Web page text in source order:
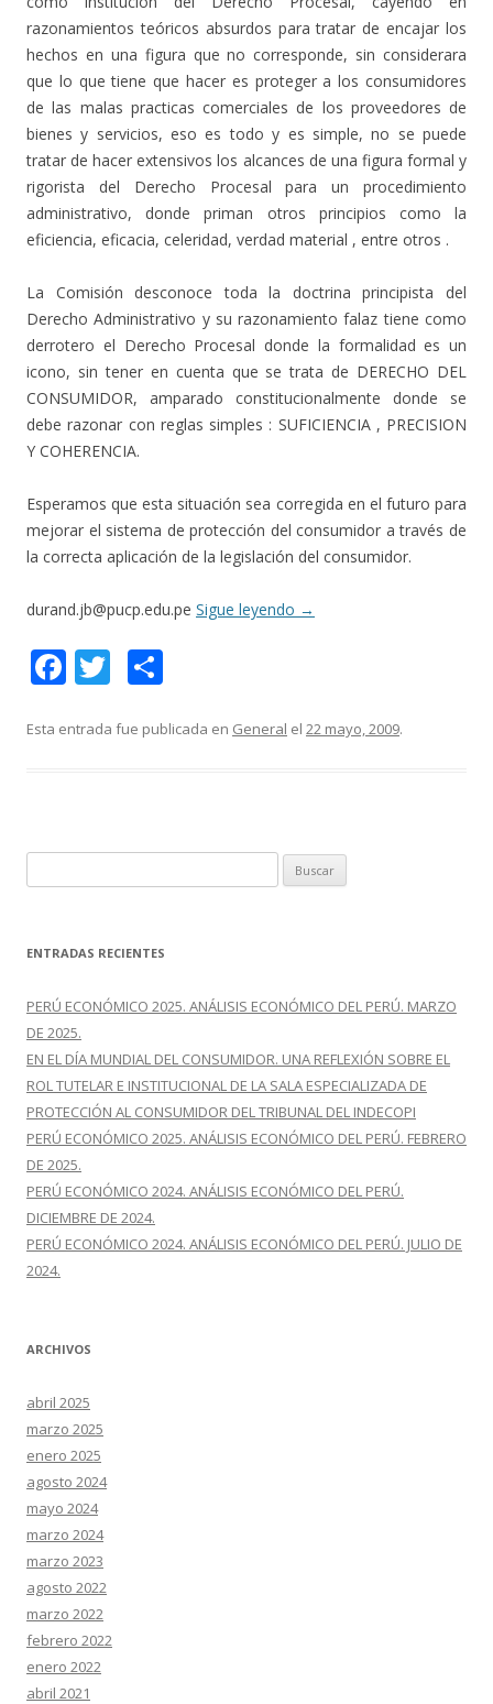
razonamientos teóricos absurdos para tratar de encajar los
hechos en una figura que no corresponde, sin considerara
que lo que tiene que hacer es proteger a los consumidores
de las malas practicas comerciales de los proveedores de
bienes y servicios, eso es todo y es simple, no se puede
tratar de hacer extensivos los alcances de una figura formal y
rigorista del Derecho Procesal para un procedimiento
administrativo, donde priman otros principios como la
eficiencia, eficacia, celeridad, verdad material , entre otros .
La Comisión desconoce toda la doctrina principista del
Derecho Administrativo y su razonamiento falaz tiene como
derrotero el Derecho Procesal donde la formalidad es un
icono, sin tener en cuenta que se trata de DERECHO DEL
CONSUMIDOR, amparado constitucionalmente donde se
debe razonar con reglas simples : SUFICIENCIA , PRECISION
Y COHERENCIA.
Esperamos que esta situación sea corregida en el futuro para
mejorar el sistema de protección del consumidor a través de
la correcta aplicación de la legislación del consumidor.
durand.jb@pucp.edu.pe Sigue leyendo →
F
e
o
k
T
itt m
ti
r
Esta entrada fue publicada en General el 22 mayo, 2009.
u
c
r
:
ENTRADAS RECIENTES
PERÚ ECONÓMICO 2025. ANÁLISIS ECONÓMICO DEL PERÚ. MARZO
DE 2025.
EN EL DÍA MUNDIAL DEL CONSUMIDOR. UNA REFLEXIÓN SOBRE EL
ROL TUTELAR E INSTITUCIONAL DE LA SALA ESPECIALIZADA DE
PROTECCIÓN AL CONSUMIDOR DEL TRIBUNAL DEL INDECOPI
PERÚ ECONÓMICO 2025. ANÁLISIS ECONÓMICO DEL PERÚ. FEBRERO
DE 2025.
PERÚ ECONÓMICO 2024. ANÁLISIS ECONÓMICO DEL PERÚ.
DICIEMBRE DE 2024.
PERÚ ECONÓMICO 2024. ANÁLISIS ECONÓMICO DEL PERÚ. JULIO DE
2024.
ARCHIVOS
abril 2025
marzo 2025
enero 2025
agosto 2024
mayo 2024
marzo 2024
marzo 2023
agosto 2022
marzo 2022
febrero 2022
enero 2022
abril 2021